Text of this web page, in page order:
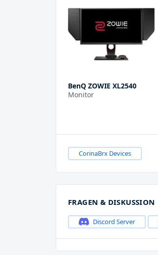
BenQ ZOWIE XL2540
Monitor
CorinaBrx Devices
FRAGEN & DISKUSSION
Discord Server